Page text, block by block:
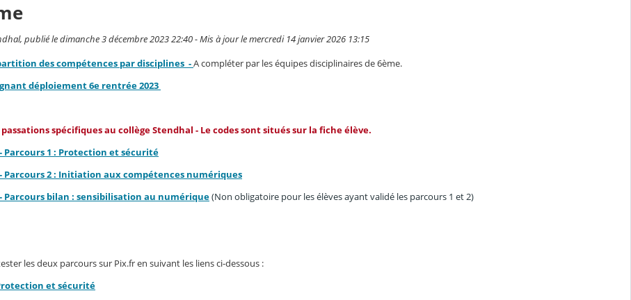
publié le dimanche 3 décembre 2023 22:40 - Mis à jour le mercredi 14 janvier 2026 13:15
des compétences par disciplines -A compléter par les équipes disciplinaires de 6ème.
déploiement 6e rentrée 2023
spécifiques au collège Stendhal - Le codes sont situés sur la fiche élève.
Parcours 1 : Protection et sécurité
Parcours 2 : Initiation aux compétences numériques
Parcours bilan : sensibilisation au numérique(Non obligatoire pour les élèves ayant validé les parcours 1 et 2)
les deux parcours sur Pix.fr en suivant les liens ci-dessous :
et sécurité